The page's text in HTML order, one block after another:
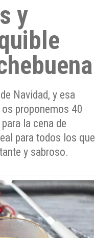
y
Navidad, y esa
proponemos 40
la cena de
para todos los que
y sabroso.